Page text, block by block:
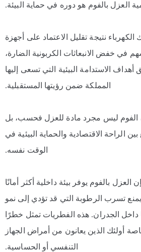
العزل بالفوم هو دوره في حماية البيئة.
الكهرباء نتيجة تقليل الاعتماد على أجهزة
في خفض الانبعاثات الكربونية الضارة،
الاستدامة البيئية التي تسعى إليها
المملكة ضمن رؤيتها المستقبلية.
الفوم ليس مجرد مادة للعزل فحسب، بل
الراحة الاقتصادية والحماية البيئية في
الوقت نفسه.
العزل بالفوم يوفر بيئة داخلية أكثر أمانًا
تسرب الرطوبة التي قد تؤدي إلى نمو
داخل الجدران. هذه الفطريات تمثل خطرًا
أولئك الذين يعانون من أمراض الجهاز
التنفسي أو الحساسية.